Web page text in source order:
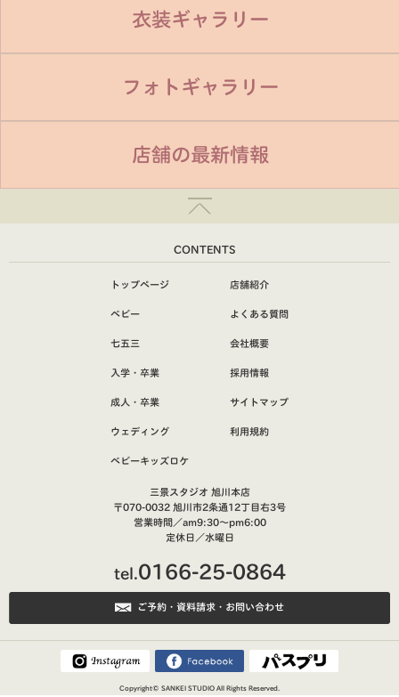
衣装ギャラリー
フォトギャラリー
店舗の最新情報
CONTENTS
トップページ
ベビー
七五三
入学・卒業
成人・卒業
ウェディング
ベビーキッズロケ
店舗紹介
よくある質問
会社概要
採用情報
サイトマップ
利用規約
三景スタジオ 旭川本店
〒070-0032 旭川市2条通12丁目右3号
営業時間／am9:30～pm6:00
定休日／水曜日
tel.0166-25-0864
ご予約・資料請求・お問い合わせ
Copyright© SANKEI STUDIO All Rights Reserved.